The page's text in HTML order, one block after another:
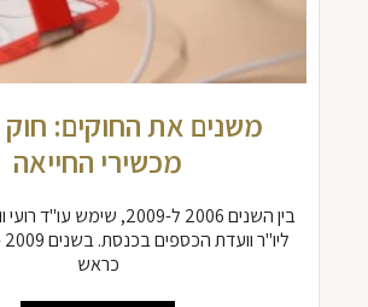
משנים את החוקים:
מכשירי החייאה
בין השנים 2006 ל-2009, שימש
כראש